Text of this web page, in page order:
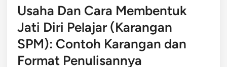
Usaha Dan Cara Membentuk
Jati Diri Pelajar (Karangan
SPM): Contoh Karangan dan
Format Penulisannya